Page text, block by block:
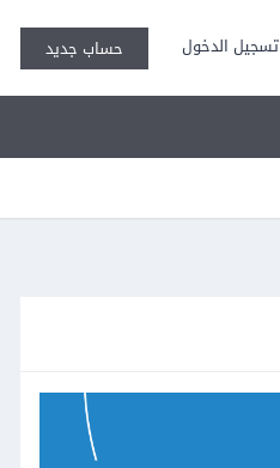
تسجيل الدخول حساب جديد